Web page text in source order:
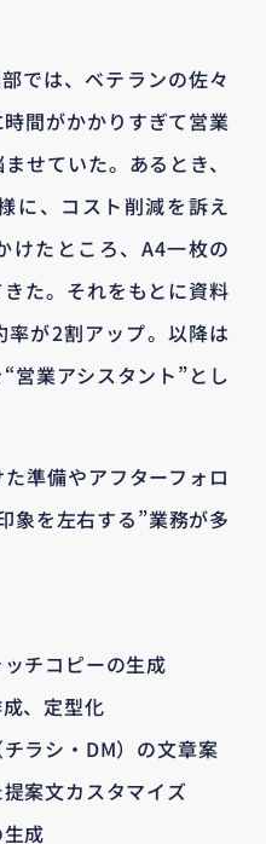
では、ベテランの佐々
間がかかりすぎて営業
せていた。あるとき、
に、コスト削減を訴え
けたところ、A4一枚の
た。それをもとに資料
率が2割アップ。以降は
営業アシスタント”とし
準備やアフターフォロ
象を左右する”業務が多
チコピーの生成
、定型化
ラシ・DM）の文章案
案文カスタマイズ
成